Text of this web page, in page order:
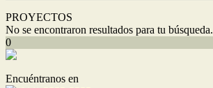
PROYECTOS
No se encontraron resultados para tu búsqueda.
0
Encuéntranos en